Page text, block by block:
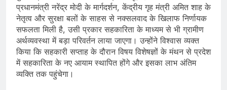
प्रधानमंत्री नरेंद्र मोदी के मार्गदर्शन, केंद्रीय गृह मंत्री अमित शाह के
नेतृत्व और सुरक्षा बलों के साहस से नक्सलवाद के खिलाफ निर्णायक
सफलता मिली है, उसी प्रकार सहकारिता के माध्यम से भी ग्रामीण
अर्थव्यवस्था में बड़ा परिवर्तन लाया जाएगा। उन्होंने विश्वास व्यक्त
किया कि सहकारी सप्ताह के दौरान विषय विशेषज्ञों के मंथन से प्रदेश
में सहकारिता के नए आयाम स्थापित होंगे और इसका लाभ अंतिम
व्यक्ति तक पहुंचेगा।